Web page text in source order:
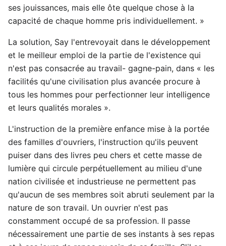
ses jouissances, mais elle ôte quelque chose à la
capacité de chaque homme pris individuellement. »
La solution, Say l'entrevoyait dans le développement
et le meilleur emploi de la partie de l'existence qui
n'est pas consacrée au travail- gagne-pain, dans « les
facilités qu'une civilisation plus avancée procure à
tous les hommes pour perfectionner leur intelligence
et leurs qualités morales ».
L'instruction de la première enfance mise à la portée
des familles d'ouvriers, l'instruction qu'ils peuvent
puiser dans des livres peu chers et cette masse de
lumière qui circule perpétuellement au milieu d'une
nation civilisée et industrieuse ne permettent pas
qu'aucun de ses membres soit abruti seulement par la
nature de son travail. Un ouvrier n'est pas
constamment occupé de sa profession. Il passe
nécessairement une partie de ses instants à ses repas